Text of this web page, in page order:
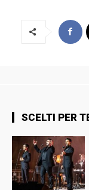
SCELTI PER